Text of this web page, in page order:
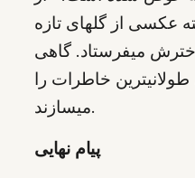
عکسی از گلهای تازه
میفرستاد. گاهی
طولانیترین خاطرات را
میسازند.
پیام نهایی